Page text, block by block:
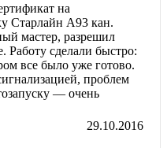
на
Старлайн А93 кан.
мастер, разрешил
Работу сделали быстро:
все было уже готово.
проблем
— очень
29.10.2016